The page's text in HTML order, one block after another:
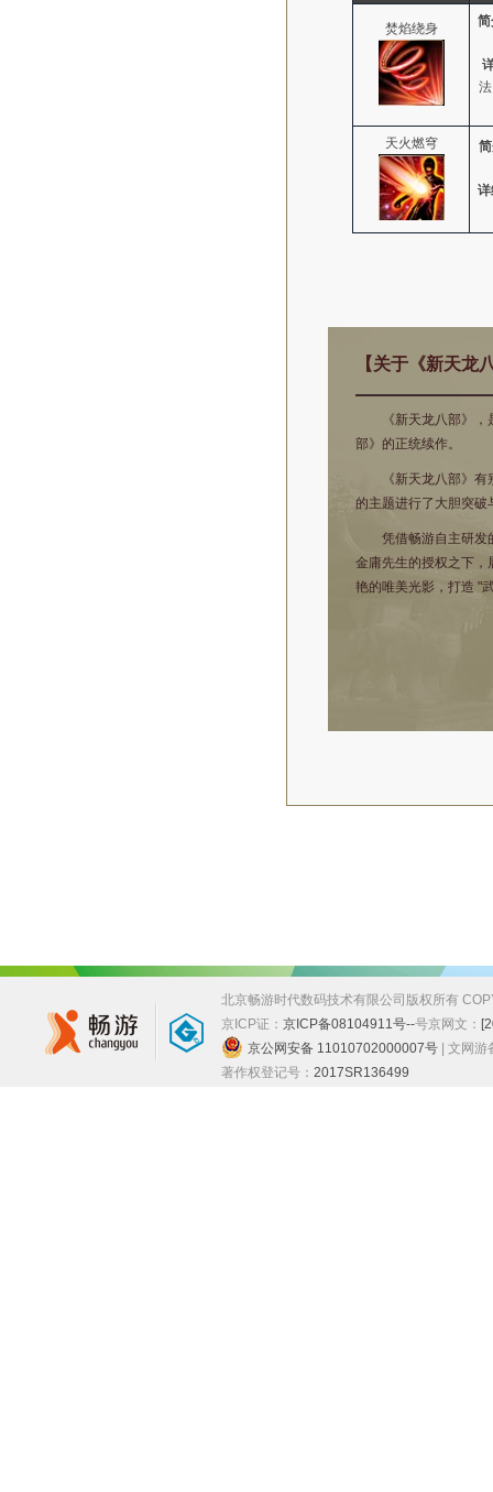
焚焰绕身 简
天火燃穹
详
【关于《新天龙
《新天龙八部》，
部》的正统续作。
《新天龙八部》有
的主题进行了大胆突破
凭借畅游自主研发
金庸先生的授权之下，
艳的唯美光影，打造 "
北京畅游时代数码技术有限公司版权所有
京ICP证： 京ICP备08104911号--号京网文：
京公网安备 11010702000007号 | 文网游
著作权登记号： 2017SR136499